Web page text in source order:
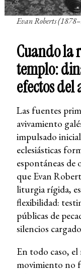
Evan Roberts
Cuando la
templo:
efectos
Las fuentes
avivamiento
impulsado
eclesiásticas
espontáneas de
que Evan
liturgia rígida,
flexibilidad:
públicas de
silencios
En todo caso,
movimiento no